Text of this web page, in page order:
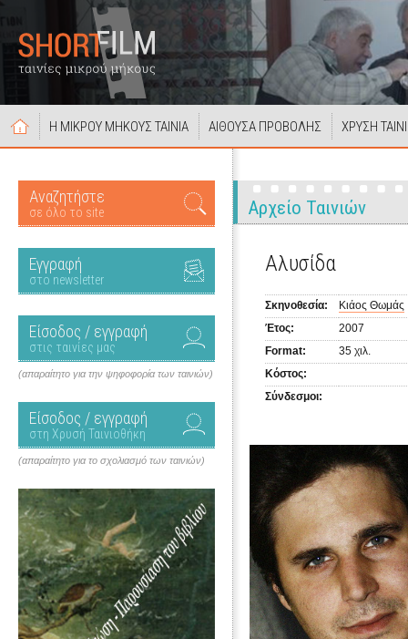
Η ΜΙΚΡΟΥ ΜΗΚΟΥΣ ΤΑΙΝΙΑ ΑΙΘΟΥΣΑ ΠΡΟΒΟΛΗΣ ΧΡΥΣΗ
Αναζητήστε
σε όλο το site
Εγγραφή
στο newsletter
Είσοδος / εγγραφή
στις ταινίες μας
(απαραίτητο για την ψηφοφορία των ταινιών)
Είσοδος / εγγραφή
στη Χρυσή Ταινιοθήκη
(απαραίτητο για το σχολιασμό των ταινιών)
Αρχείο Ταινιών
Αλυσίδα
Σκηνοθεσία:
Κιάος Θωμάς
Έτος:
2007
Format:
35 χιλ.
Κόστος:
Σύνδεσμοι: